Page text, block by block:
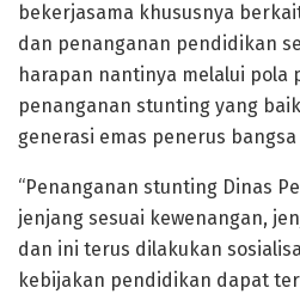
bekerjasama khususnya
dan penanganan pendidikan
harapan nantinya melalui pola
penanganan stunting yang
generasi emas penerus
“Penanganan stunting Dinas
jenjang sesuai kewenangan,
dan ini terus dilakukan
kebijakan pendidikan dapat